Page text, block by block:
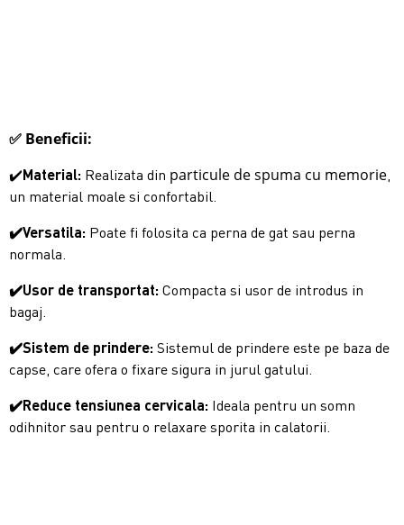
✅ Beneficii:
✔️Material: Realizata din particule de spuma cu memorie,
un material moale si confortabil.
✔️Versatila: Poate fi folosita ca perna de gat sau perna
normala.
✔️Usor de transportat: Compacta si usor de introdus in
bagaj.
✔️Sistem de prindere:Sistemul de prindere este pe baza de
capse, care ofera o fixare sigura in jurul gatului.
✔️Reduce tensiunea cervicala: Ideala pentru un somn
odihnitor sau pentru o relaxare sporita in calatorii.